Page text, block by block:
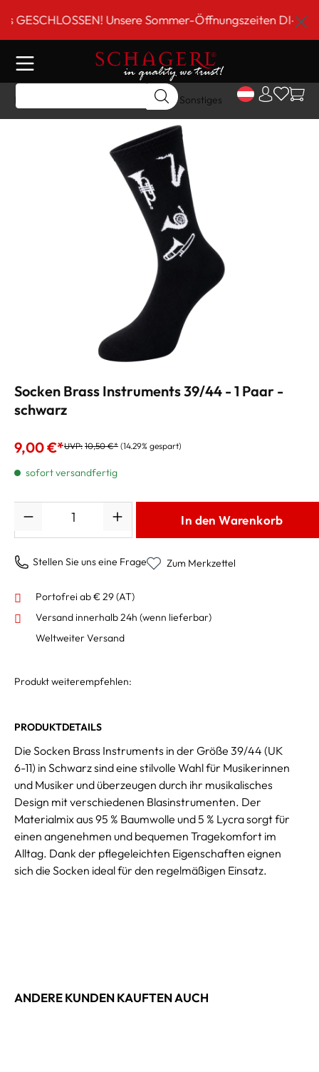
springen Unsere Sommer-Öffnungszeiten DI-FR 9
Home Geschenk Artikel Sonstiges
Socken Brass Instruments 39/44 - 1 Paar -
schwarz
9,00 €*UVP: 10,50 €* (14.29% gespart)
sofort versandfertig
In den Warenkorb
Stellen Sie uns eine Frage Zum Merkzettel
Portofrei ab € 29 (AT)
Versand innerhalb 24h (wenn lieferbar)
Weltweiter Versand
Produkt weiterempfehlen:
PRODUKTDETAILS
Die Socken Brass Instruments in der Größe 39/44 (UK
6-11) in Schwarz sind eine stilvolle Wahl für Musikerinnen
und Musiker und überzeugen durch ihr musikalisches
Design mit verschiedenen Blasinstrumenten. Der
Materialmix aus 95 % Baumwolle und 5 % Lycra sorgt für
einen angenehmen und bequemen Tragekomfort im
Alltag. Dank der pflegeleichten Eigenschaften eignen
sich die Socken ideal für den regelmäßigen Einsatz.
ANDERE KUNDEN KAUFTEN AUCH